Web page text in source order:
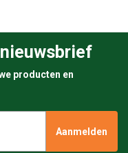
producten en